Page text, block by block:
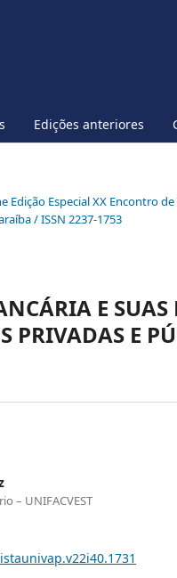
Edições anteriores
Edição Especial XX Encontro
/ ISSN 2237-1753
E SUAS
PRIVADAS E
– UNIFACVEST